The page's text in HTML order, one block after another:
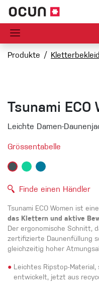
Produkte
Tsunami ECO
Leichte Damen-
Grössentabelle
Finde einen Händler
Tsunami ECO Women ist
das Klettern und aktive
Der ergonomische Schnitt,
zertifizierte Daunenfüllung
gleichzeitig hoher
● Leichtes Ripstop-
entwickelt, jetzt aus